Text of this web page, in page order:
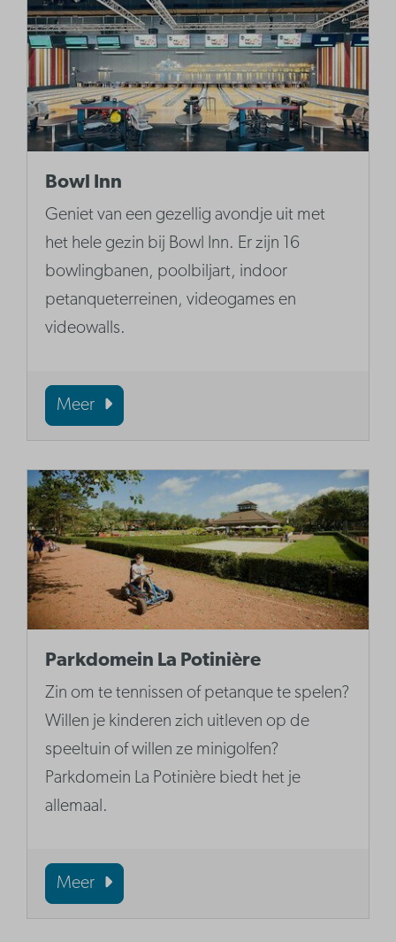
Bowl Inn
Geniet van een gezellig avondje uit met
het hele gezin bij Bowl Inn. Er zijn 16
bowlingbanen, poolbiljart, indoor
petanqueterreinen, videogames en
videowalls.
Meer
Parkdomein La Potinière
Zin om te tennissen of petanque te spelen?
Willen je kinderen zich uitleven op de
speeltuin of willen ze minigolfen?
Parkdomein La Potinière biedt het je
allemaal.
Meer